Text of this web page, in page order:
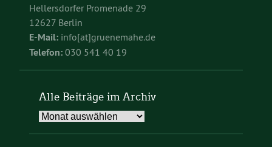
Hellersdorfer Promenade 29
12627 Berlin
E-Mail: info[at]gruenemahe.de
Telefon: 030 541 40 19
Alle Beiträge im Archiv
Alle